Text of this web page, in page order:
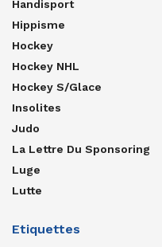
Handisport
Hippisme
Hockey
Hockey NHL
Hockey S/glace
Insolites
Judo
La Lettre Du Sponsoring
Luge
Lutte
Etiquettes